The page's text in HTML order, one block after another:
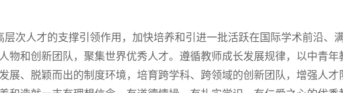
人才的支撑引领作用，加快培养和引进一批活跃在国际学术前沿、
物和创新团队，聚集世界优秀人才。遵循教师成长发展规律，以中青年
展、脱颖而出的制度环境，培育跨学科、跨领域的创新团队，增强人才